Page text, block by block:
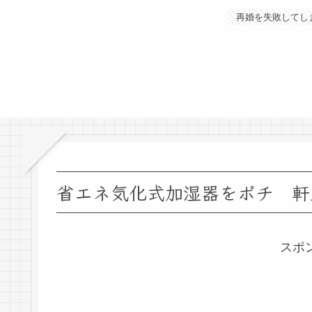
再婚を失敗してし
省エネ気化式加湿器をポチ
スポ